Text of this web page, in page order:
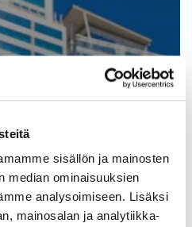
sisällön ja mainosten
median ominaisuuksien
analysoimiseen. Lisäksi
mainosalan ja analytiikka-
uutuuksia